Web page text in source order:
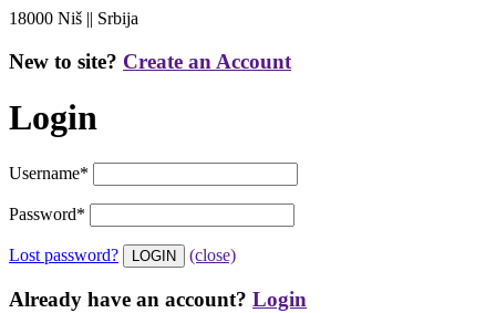
18000 Niš || Srbija
New to site? Create an Account
Login
Username*
Password*
Lost password? (close)
Already have an account? Login